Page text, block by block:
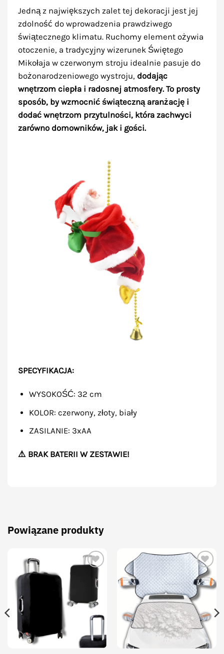
Jedną z największych zalet tej dekoracji jest jej
zdolność do wprowadzenia prawdziwego
świątecznego klimatu. Ruchomy element ożywia
otoczenie, a tradycyjny wizerunek Świętego
Mikołaja w czerwonym stroju idealnie pasuje do
bożonarodzeniowego wystroju, dodając
wnętrzom ciepła i radosnej atmosfery. To prosty
sposób, by wzmocnić świąteczną aranżację i
dodać wnętrzom przytulności, która zachwyci
zarówno domowników, jak i gości.
SPECYFIKACJA:
WYSOKOŚĆ: 32 cm
KOLOR: czerwony, złoty, biały
ZASILANIE: 3xAA
⚠️ BRAK BATERII W ZESTAWIE!
Powiązane produkty
Add to
wishlist
Add to
wishlist